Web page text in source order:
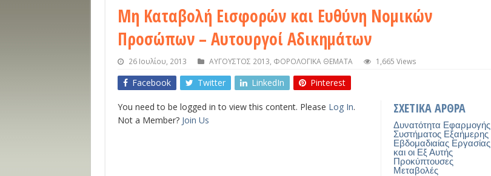
Μη Καταβολή Εισφορών και Ευθύνη Νομικών
Προσώπων – Αυτουργοί Αδικημάτων
26 Ιουλίου, 2013 ΑΥΓΟΥΣΤΟΣ 2013 ΦΟΡΟΛΟΓΙΚΑ ΘΕΜΑΤΑ 1,665 Views
Facebook Twitter LinkedIn Pinterest
ΣΧΕΤΙΚΑ ΑΡΘΡΑ
Δυνατότητα Εφαρμογής
Συστήματος Εξαήμερης
Εβδομαδιαίας Εργασίας
και οι Εξ Αυτής
Προκύπτουσες
Μεταβολές
You need to be logged in to view this content. Please Log In.
Not a Member? Join Us